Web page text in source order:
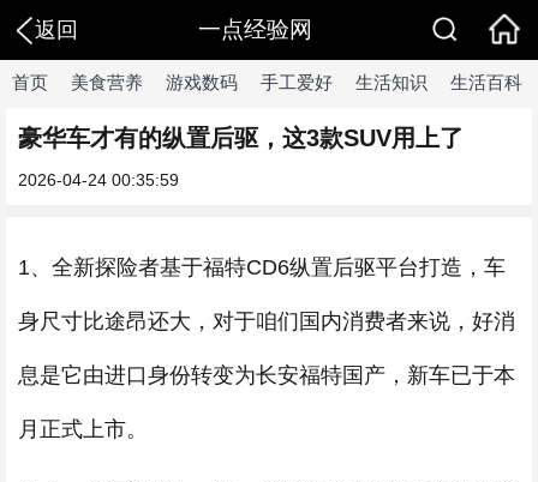
返回 一点经验网
首页 美食营养 游戏数码 手工爱好 生活知识 生活百科
豪华车才有的纵置后驱，这3款SUV用上了
2026-04-24 00:35:59
1、全新探险者基于福特CD6纵置后驱平台打造，车
身尺寸比途昂还大，对于咱们国内消费者来说，好消
息是它由进口身份转变为长安福特国产，新车已于本
月正式上市。